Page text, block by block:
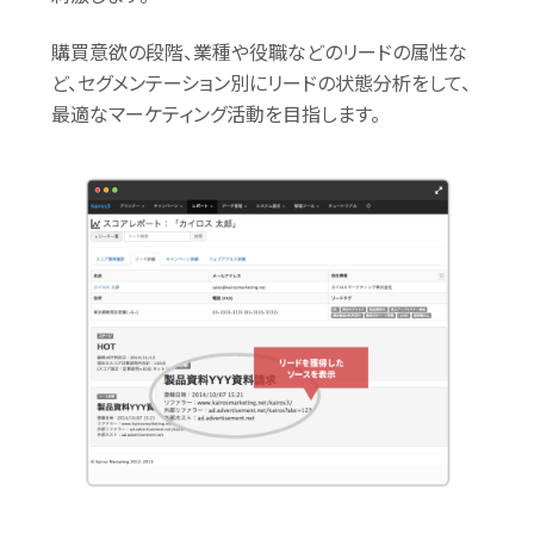
購買意欲の段階、業種や役職などのリードの属性な
ど、セグメンテーション別にリードの状態分析をして、
最適なマーケティング活動を目指します。